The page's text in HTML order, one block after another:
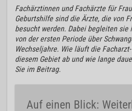
Fachärztinnen und Fachärzte für
Geburtshilfe sind die Ärzte, die von
besucht werden. Dabei begleiten
von der ersten Periode über
Wechseljahre. Wie läuft die
diesem Gebiet ab und wie lange
Sie im Beitrag.
Auf einen Blick: